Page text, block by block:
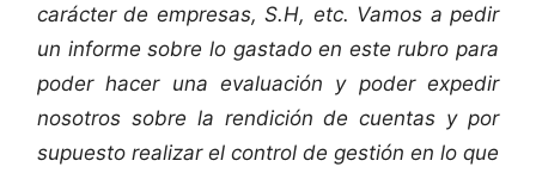
carácter de empresas, S.H, etc. Vamos a pedir
un informe sobre lo gastado en este rubro para
poder hacer una evaluación y poder expedir
nosotros sobre la rendición de cuentas y por
supuesto realizar el control de gestión en lo que